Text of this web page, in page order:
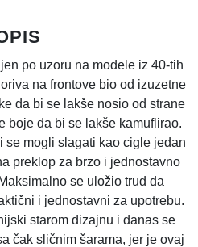
po uzoru na modele iz 40-tih
na frontove bio od izuzetne
da bi se lakše nosio od strane
boje da bi se lakše kamuflirao.
se mogli slagati kao cigle jedan
preklop za brzo i jednostavno
se uložio trud da
i jednostavni za upotrebu.
starom dizajnu i danas se
čak sličnim šarama, jer je ovaj